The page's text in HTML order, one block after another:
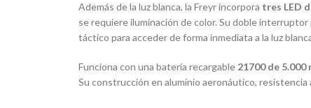
Además de la luz blanca, la Freyr incorpora tres LED
se requiere iluminación de color. Su doble
táctico para acceder de forma inmediata a la luz
Funciona con una batería recargable 21700 de 5.000
Su construcción en aluminio aeronáutico, resistencia